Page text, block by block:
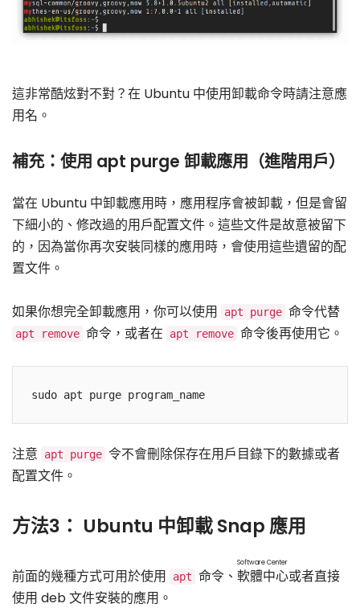
這非常酷炫對不對？在 Ubuntu 中使用卸載命令時請注意應
用名。
補充：使用 apt purge 卸載應用（進階用戶）
當在 Ubuntu 中卸載應用時，應用程序會被卸載，但是會留
下細小的、修改過的用戶配置文件。這些文件是故意被留下
的，因為當你再次安裝同樣的應用時，會使用這些遺留的配
置文件。
如果你想完全卸載應用，你可以使用 apt purge 命令代替
apt remove 命令，或者在 apt remove 命令後再使用它。
注意 apt purge 令不會刪除保存在用戶目錄下的數據或者
配置文件。
方法3： Ubuntu 中卸載 Snap 應用
前面的幾種方式可用於使用 apt 命令、 軟體中心
Software Center
或者直接
使用 deb 文件安裝的應用。